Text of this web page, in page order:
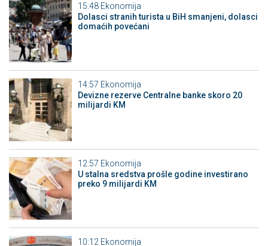
15:48 Ekonomija
Dolasci stranih turista u BiH smanjeni, dolasci
domaćih povećani
14:57 Ekonomija
Devizne rezerve Centralne banke skoro 20
milijardi KM
12:57 Ekonomija
U stalna sredstva prošle godine investirano
preko 9 milijardi KM
10:12 Ekonomija